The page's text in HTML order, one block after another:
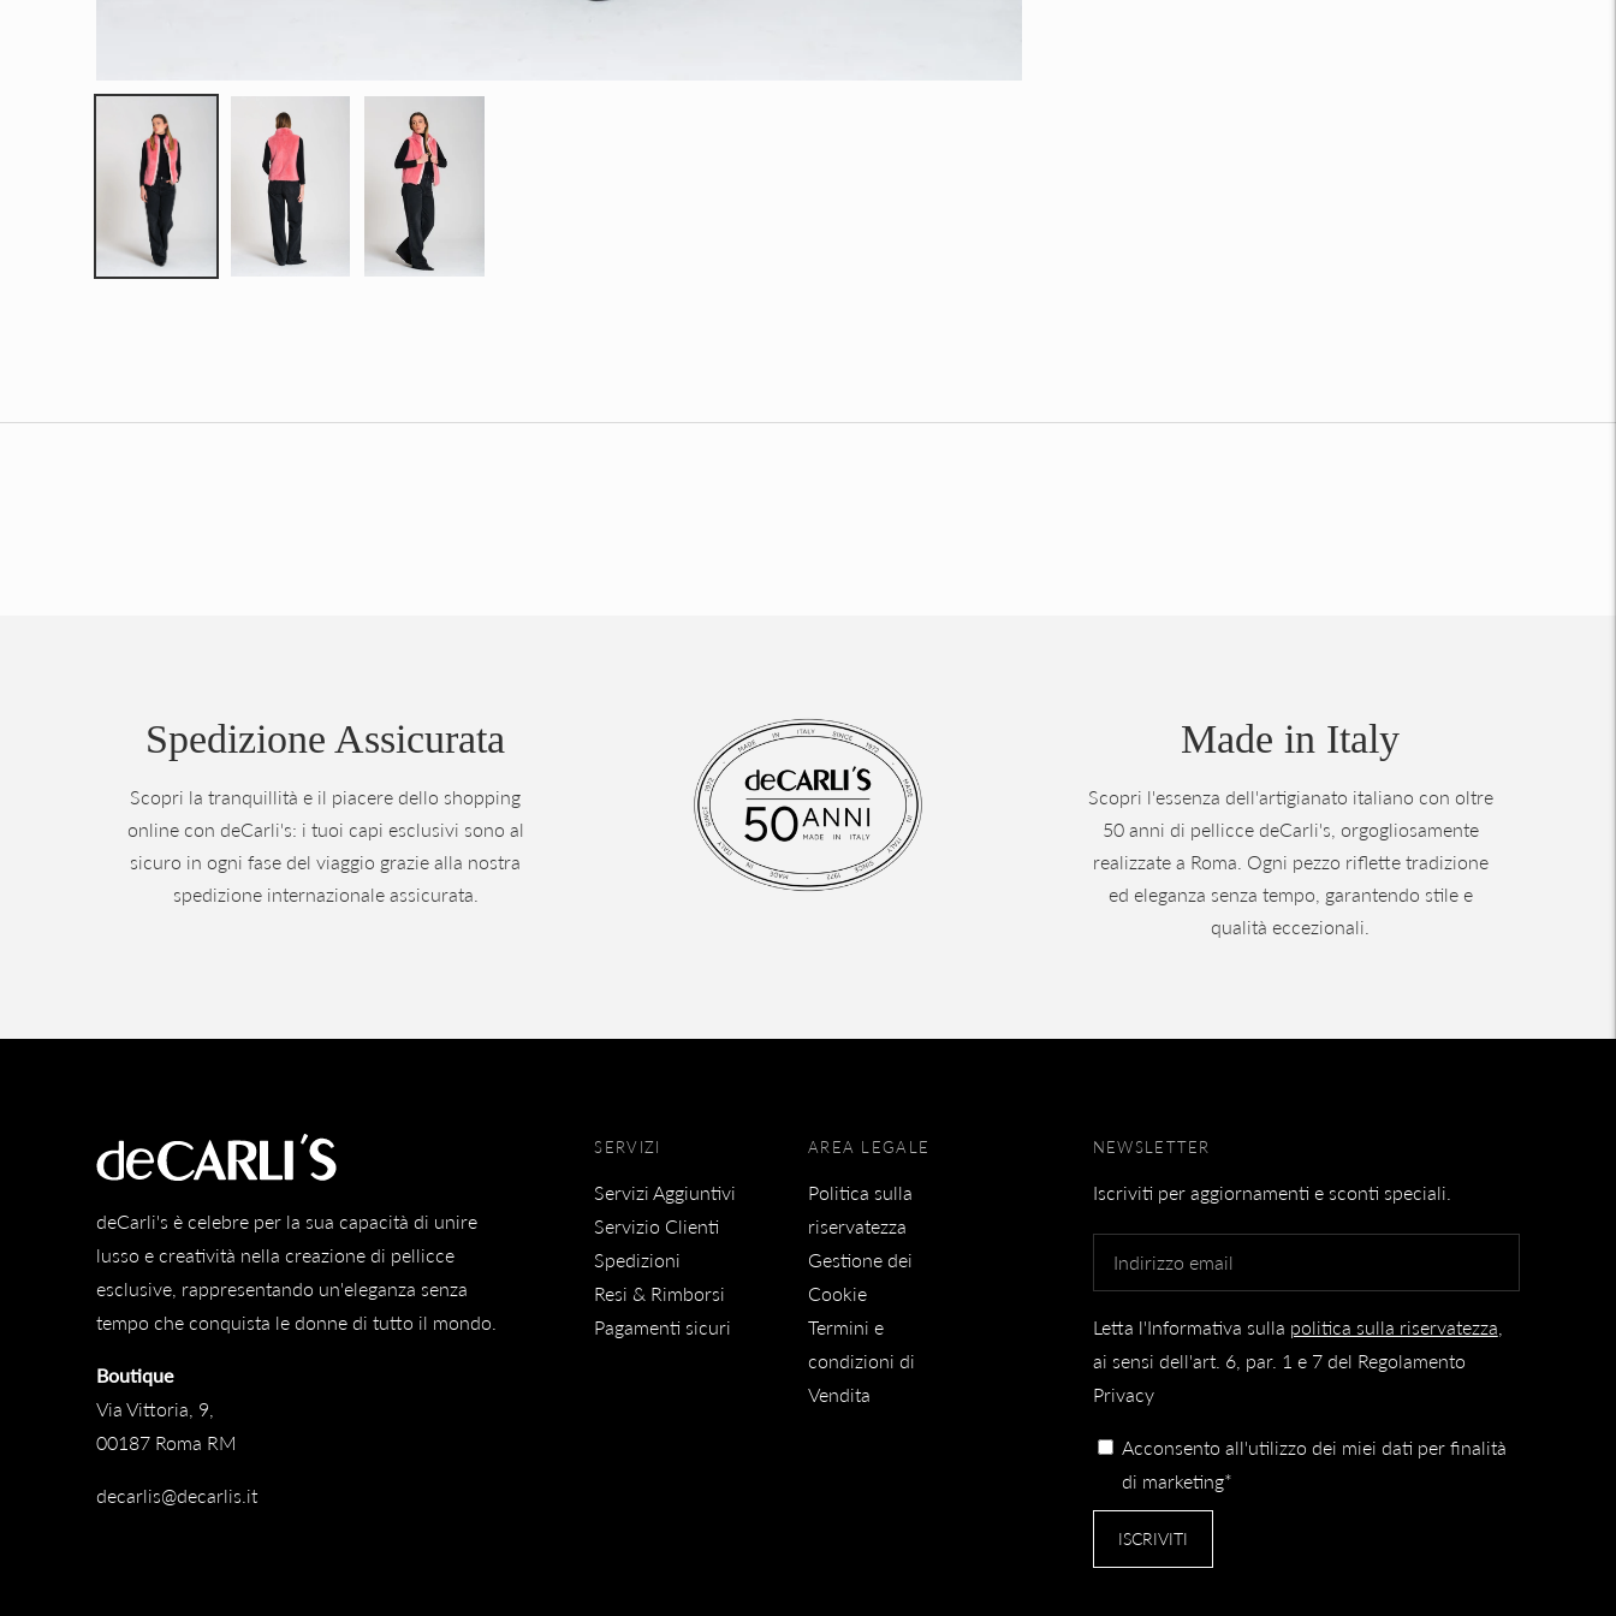
Spedizione Assicurata
Scopri la tranquillità e il piacere dello shopping
online con deCarli's: i tuoi capi esclusivi sono al
sicuro in ogni fase del viaggio grazie alla nostra
spedizione internazionale assicurata.
Made in Italy
Scopri l'essenza dell'artigianato italiano con oltre
50 anni di pellicce deCarli's, orgogliosamente
realizzate a Roma. Ogni pezzo riflette tradizione
ed eleganza senza tempo, garantendo stile e
qualità eccezionali.
deCarli's è celebre per la sua capacità di unire
lusso e creatività nella creazione di pellicce
esclusive, rappresentando un'eleganza senza
tempo che conquista le donne di tutto il mondo.
Boutique
Via Vittoria, 9,
00187 Roma RM
decarlis@decarlis.it
SERVIZI
Servizi Aggiuntivi
Servizio Clienti
Spedizioni
Resi & Rimborsi
Pagamenti sicuri
AREA LEGALE
Politica sulla
riservatezza
Gestione dei
Cookie
Termini e
condizioni di
Vendita
NEWSLETTER
Iscriviti per aggiornamenti e sconti speciali.
Letta l'Informativa sulla politica sulla riservatezza
ai sensi dell'art. 6, par. 1 e 7 del Regolamento
Privacy
Acconsento all'utilizzo dei miei dati per finalità
di marketing*
ISCRIVITI